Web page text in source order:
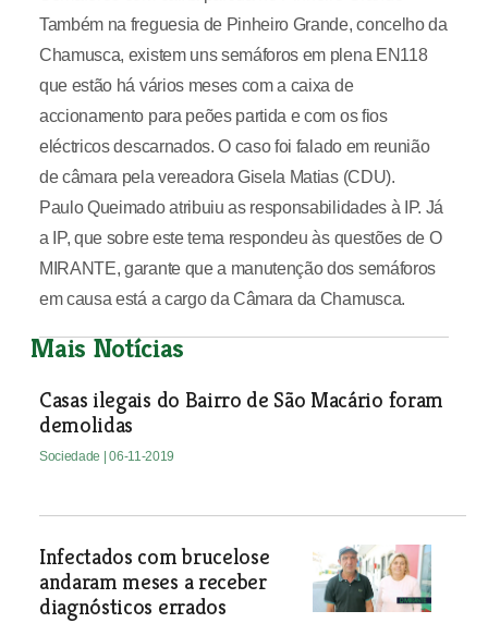
Também na freguesia de Pinheiro Grande, concelho da
Chamusca, existem uns semáforos em plena EN118
que estão há vários meses com a caixa de
accionamento para peões partida e com os fios
eléctricos descarnados. O caso foi falado em reunião
de câmara pela vereadora Gisela Matias (CDU).
Paulo Queimado atribuiu as responsabilidades à IP. Já
a IP, que sobre este tema respondeu às questões de O
MIRANTE, garante que a manutenção dos semáforos
em causa está a cargo da Câmara da Chamusca.
Mais Notícias
Casas ilegais do Bairro de São Macário foram
demolidas
Sociedade | 06-11-2019
Infectados com brucelose
andaram meses a receber
diagnósticos errados